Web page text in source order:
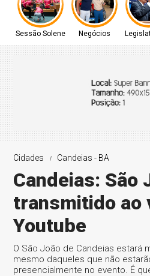
Sessão Solene Negócios
Cidades Candeias - BA
Candeias: São
transmitido ao
Youtube
O São João de Candeias estará
mesmo daqueles que não
presencialmente no evento. É